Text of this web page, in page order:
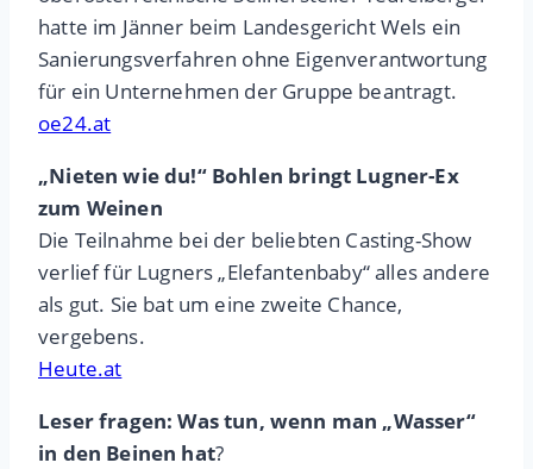
hatte im Jänner beim Landesgericht Wels ein
Sanierungsverfahren ohne Eigenverantwortung
für ein Unternehmen der Gruppe beantragt.
oe24.at
„Nieten wie du!“ Bohlen bringt Lugner-Ex
zum Weinen
Die Teilnahme bei der beliebten Casting-Show
verlief für Lugners „Elefantenbaby“ alles andere
als gut. Sie bat um eine zweite Chance,
vergebens.
Heute.at
Leser fragen: Was tun, wenn man „Wasser“
in den Beinen hat?